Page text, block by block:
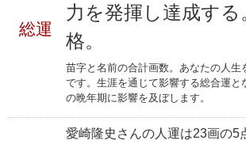
総運
力を発揮し達成する
格。
苗字と名前の合計画数。あなたの人生
です。生涯を通じて影響する総合運と
の晩年期に影響を及ぼします。
愛崎隆史さんの人運は23画の5